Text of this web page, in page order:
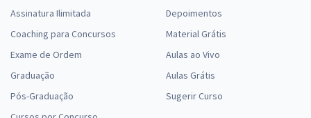
Assinatura Ilimitada
Coaching para Concursos
Exame de Ordem
Graduação
Pós-Graduação
Depoimentos
Material Grátis
Aulas ao Vivo
Aulas Grátis
Sugerir Curso